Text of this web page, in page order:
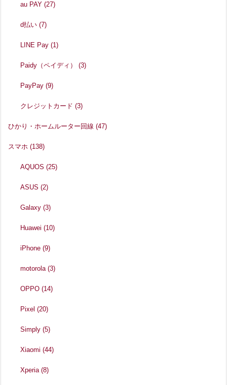
au PAY(27)
d払い(7)
LINE Pay(1)
Paidy（ペイディ）(3)
PayPay(9)
クレジットカード(3)
ひかり・ホームルーター回線 (47)
スマホ (138)
AQUOS(25)
ASUS(2)
Galaxy(3)
Huawei(10)
iPhone(9)
motorola(3)
OPPO(14)
Pixel(20)
Simply(5)
Xiaomi(44)
Xperia(8)